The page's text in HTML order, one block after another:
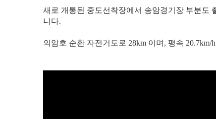
새로 개통된 중도선착장에서 송암경기장 부분도
니다.
의암호 순환 자전거도로 28km 이며, 평속